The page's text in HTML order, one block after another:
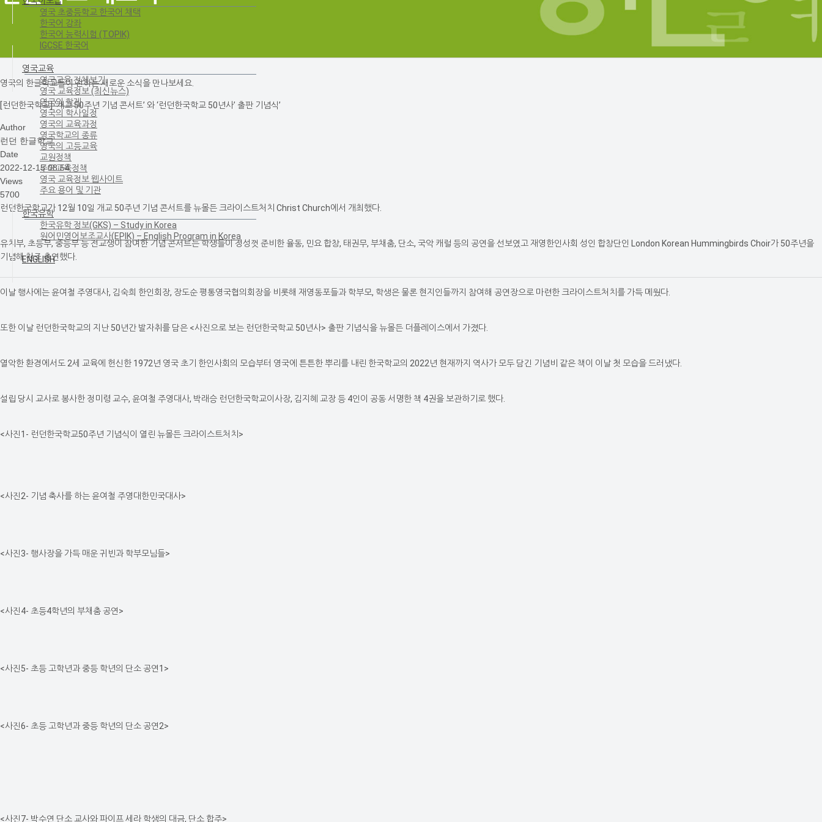
영국 초중등학교 한국어 채택
한국어 강좌
한국어 능력시험 (TOPIK)
IGCSE 한국어
영국교육
영국교육 전체보기
영국 교육정보 (최신뉴스)
영국의 학제
영국의 학사일정
영국의 교육과정
영국학교의 종류
영국의 고등교육
교원정책
주요교육정책
영국 교육정보 웹사이트
주요 용어 및 기관
한국유학
한국유학 정보(GKS) – Study in Korea
원어민영어보조교사(EPIK) – English Program in Korea
ENGLISH
영국의 한글학교들이 전하는 새로운 소식을 만나보세요.
[런던한국학교] ‘개교 50주년 기념 콘서트’ 와 ‘런던한국학교 50년사’ 출판 기념식’
Author
런던 한글학교
Date
2022-12-15 08:54
Views
5700
런던한국학교가 12월 10일 개교 50주년 기념 콘서트를 뉴몰든 크라이스트처치 Christ Church에서 개최했다.
유치부, 초등부, 중등부 등 전교생이 참여한 기념 콘서트는 학생들이 정성껏 준비한 율동, 민요 합창, 태권무, 부채춤, 단소, 국악 캐럴 등의 공연을 선보였고 재영한인사회 성인 합창단인 London Korean Hummingbirds Choir가 50주년을
기념해 찬조 출연했다.
이날 행사에는 윤여철 주영대사, 김숙희 한인회장, 장도순 평통영국협의회장을 비롯해 재영동포들과 학부모, 학생은 물론 현지인들까지 참여해 공연장으로 마련한 크라이스트처치를 가득 메웠다.
또한 이날 런던한국학교의 지난 50년간 발자취를 담은 <사진으로 보는 런던한국학교 50년사> 출판 기념식을 뉴몰든 더플레이스에서 가졌다.
열악한 환경에서도 2세 교육에 헌신한 1972년 영국 초기 한인사회의 모습부터 영국에 튼튼한 뿌리를 내린 한국학교의 2022년 현재까지 역사가 모두 담긴 기념비 같은 책이 이날 첫 모습을 드러냈다.
설립 당시 교사로 봉사한 정미령 교수, 윤여철 주영대사, 박래승 런던한국학교이사장, 김지혜 교장 등 4인이 공동 서명한 책 4권을 보관하기로 했다.
<사진1- 런던한국학교50주년 기념식이 열린 뉴몰든 크라이스트처치>
<사진2- 기념 축사를 하는 윤여철 주영대한민국대사>
<사진3- 행사장을 가득 매운 귀빈과 학부모님들>
<사진4- 초등4학년의 부채춤 공연>
<사진5- 초등 고학년과 중등 학년의 단소 공연1>
<사진6- 초등 고학년과 중등 학년의 단소 공연2>
<사진7- 박수연 단소 교사와 파이프 세라 학생의 대금, 단소 합주>